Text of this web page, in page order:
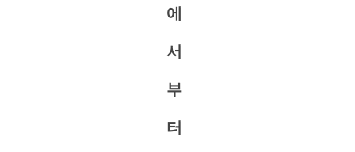
에
서
부
터